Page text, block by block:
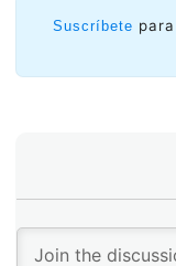
Suscríbete